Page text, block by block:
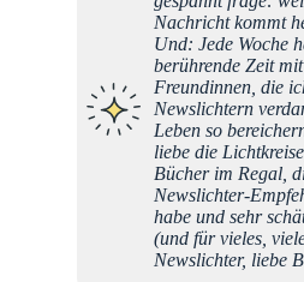
Nachricht kommt
Und: Jede Woche
berührende Zeit
Freundinnen, die
Newslichtern
Leben so
liebe die
Bücher im Regal,
Newslichter-
habe und sehr
(und für vieles,
Newslichter, liebe